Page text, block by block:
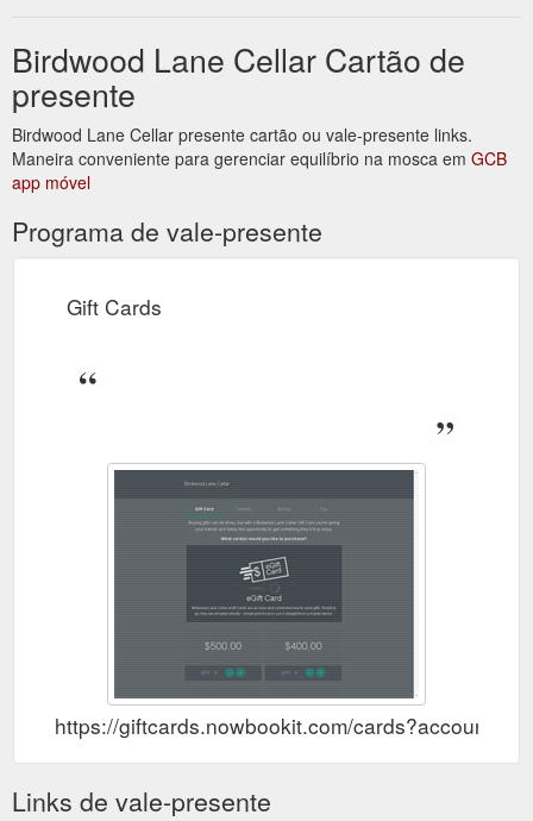
Birdwood Lane Cellar Cartão de
presente
Birdwood Lane Cellar presente cartão ou vale-presente links.
Maneira conveniente para gerenciar equilíbrio na mosca em GCB
app móvel
Programa de vale-presente
Gift Cards
https://giftcards.nowbookit.com/
Links de vale-presente